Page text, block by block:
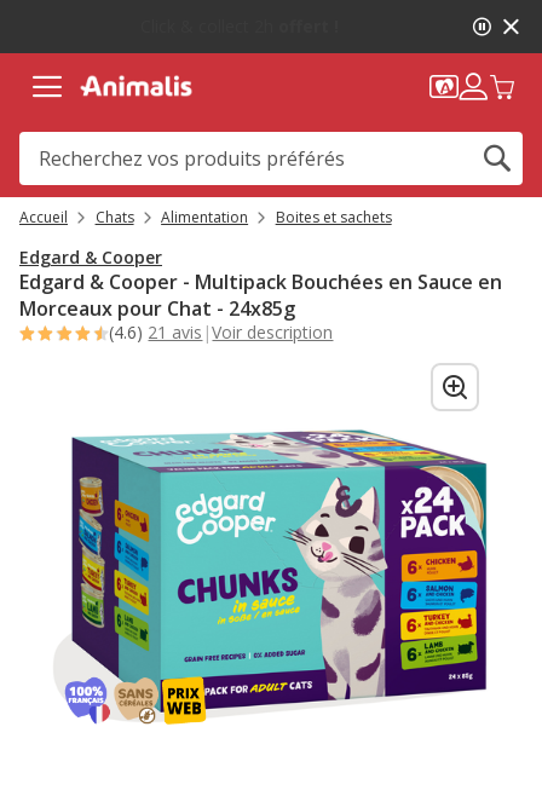
2,
message,
Accueil Chats Alimentation Boites et sachets
Edgard & Cooper
Edgard & Cooper - Multipack Bouchées en Sauce en
Morceaux pour Chat - 24x85g
(4.6) 21 avis |Voir description